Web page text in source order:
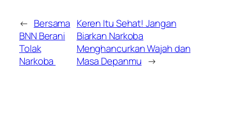
← Bersama
BNN Berani
Tolak
Narkoba
Keren Itu Sehat! Jangan
Biarkan Narkoba
Menghancurkan Wajah dan
Masa Depanmu →